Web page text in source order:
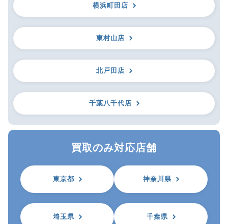
横浜町田店
東村山店
北戸田店
千葉八千代店
買取のみ対応店舗
東京都 神奈川県
埼玉県 千葉県